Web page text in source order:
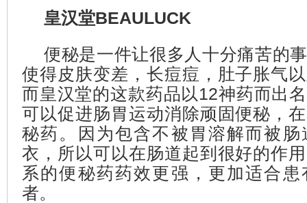
皇汉堂BEAULUCK
便秘是一件让很多人十分痛苦的
使得皮肤变差，长痘痘，肚子胀气
而皇汉堂的这款药品以12神药而出
可以促进肠胃运动消除顽固便秘，
秘药。因为包含不被胃溶解而被肠
衣，所以可以在肠道起到很好的作
系的便秘药药效更强，更加适合
者。